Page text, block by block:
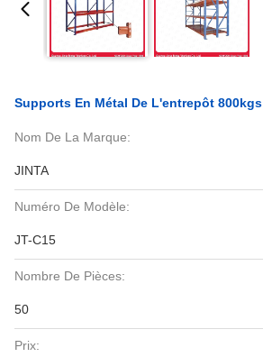
Supports En Métal De L'entrepôt 800kgs
Nom De La Marque:
JINTA
Numéro De Modèle:
JT-C15
Nombre De Pièces:
50
Prix: